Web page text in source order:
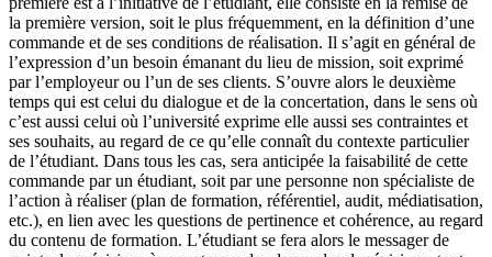
la première version, soit le plus fréquemment, en la définition d’une
commande et de ses conditions de réalisation. Il s’agit en général de
l’expression d’un besoin émanant du lieu de mission, soit exprimé
par l’employeur ou l’un de ses clients. S’ouvre alors le deuxième
temps qui est celui du dialogue et de la concertation, dans le sens où
c’est aussi celui où l’université exprime elle aussi ses contraintes et
ses souhaits, au regard de ce qu’elle connaît du contexte particulier
de l’étudiant. Dans tous les cas, sera anticipée la faisabilité de cette
commande par un étudiant, soit par une personne non spécialiste de
l’action à réaliser (plan de formation, référentiel, audit, médiatisation,
etc.), en lien avec les questions de pertinence et cohérence, au regard
du contenu de formation. L’étudiant se fera alors le messager de